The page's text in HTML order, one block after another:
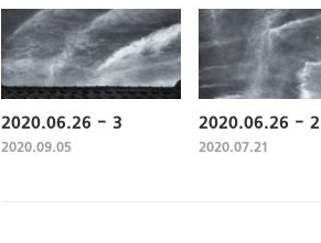
2020.06.26 - 3
2020.09.05
2020.06.26 - 2
2020.07.21